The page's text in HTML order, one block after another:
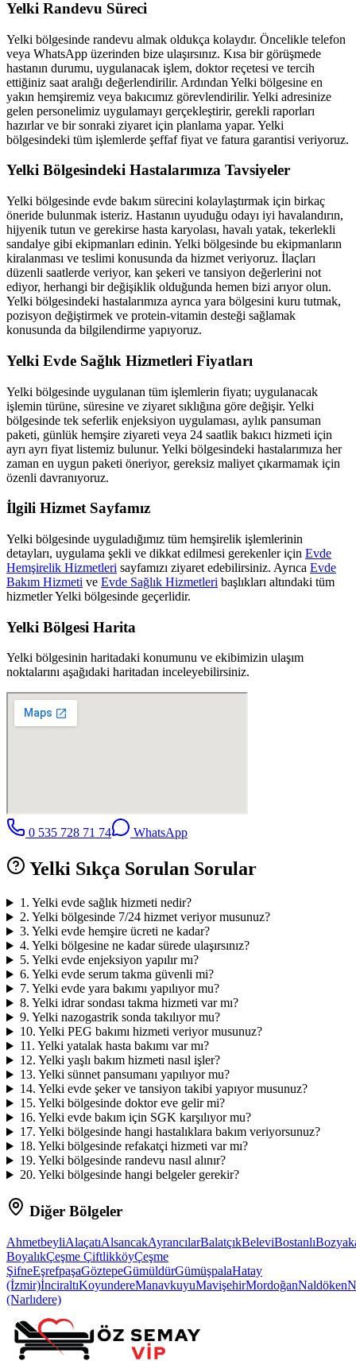
Yelki Randevu Süreci
Yelki bölgesinde randevu almak oldukça kolaydır. Öncelikle telefon
veya WhatsApp üzerinden bize ulaşırsınız. Kısa bir görüşmede
hastanın durumu, uygulanacak işlem, doktor reçetesi ve tercih
ettiğiniz saat aralığı değerlendirilir. Ardından Yelki bölgesine en
yakın hemşiremiz veya bakıcımız görevlendirilir. Yelki adresinize
gelen personelimiz uygulamayı gerçekleştirir, gerekli raporları
hazırlar ve bir sonraki ziyaret için planlama yapar. Yelki
bölgesindeki tüm işlemlerde şeffaf fiyat ve fatura garantisi veriyoruz.
Yelki Bölgesindeki Hastalarımıza Tavsiyeler
Yelki bölgesinde evde bakım sürecini kolaylaştırmak için birkaç
öneride bulunmak isteriz. Hastanın uyuduğu odayı iyi havalandırın,
hijyenik tutun ve gerekirse hasta karyolası, havalı yatak, tekerlekli
sandalye gibi ekipmanları edinin. Yelki bölgesinde bu ekipmanların
kiralanması ve teslimi konusunda da hizmet veriyoruz. İlaçları
düzenli saatlerde veriyor, kan şekeri ve tansiyon değerlerini not
ediyor, herhangi bir değişiklik olduğunda hemen bizi arıyor olun.
Yelki bölgesindeki hastalarımıza ayrıca yara bölgesini kuru tutmak,
pozisyon değiştirmek ve protein-vitamin desteği sağlamak
konusunda da bilgilendirme yapıyoruz.
Yelki Evde Sağlık Hizmetleri Fiyatları
Yelki bölgesinde uygulanan tüm işlemlerin fiyatı; uygulanacak
işlemin türüne, süresine ve ziyaret sıklığına göre değişir. Yelki
bölgesinde tek seferlik enjeksiyon uygulaması, aylık pansuman
paketi, günlük hemşire ziyareti veya 24 saatlik bakıcı hizmeti için
ayrı ayrı fiyat listemiz bulunur. Yelki bölgesindeki hastalarımıza her
zaman en uygun paketi öneriyor, gereksiz maliyet çıkarmamak için
özenli davranıyoruz.
İlgili Hizmet Sayfamız
Yelki bölgesinde uyguladığımız tüm hemşirelik işlemlerinin
detayları, uygulama şekli ve dikkat edilmesi gerekenler için Evde
Hemşirelik Hizmetleri sayfamızı ziyaret edebilirsiniz. Ayrıca Evde
Bakım Hizmeti ve Evde Sağlık Hizmetleri başlıkları altındaki tüm
hizmetlerYelki bölgesinde geçerlidir.
Yelki Bölgesi Harita
Yelki bölgesinin haritadaki konumunu ve ekibimizin ulaşım
noktalarını aşağıdaki haritadan inceleyebilirsiniz.
0 535 728 71 74 WhatsApp
Yelki Sıkça Sorulan Sorular
1 . Yelki evde sağlık hizmeti nedir?
2. Yelki bölgesinde 7/24 hizmet veriyor musunuz?
3. Yelki evde hemşire ücreti ne kadar?
4. Yelki bölgesine ne kadar sürede ulaşırsınız?
5. Yelki evde enjeksiyon yapılır mı?
6. Yelki evde serum takma güvenli mi?
7. Yelki evde yara bakımı yapılıyor mu?
8. Yelki idrar sondası takma hizmeti var mı?
9. Yelki nazogastrik sonda takılıyor mu?
10. Yelki PEG bakımı hizmeti veriyor musunuz?
11 . Yelki yatalak hasta bakımı var mı?
12. Yelki yaşlı bakım hizmeti nasıl işler?
13. Yelki sünnet pansumanı yapılıyor mu?
14. Yelki evde şeker ve tansiyon takibi yapıyor musunuz?
15. Yelki bölgesinde doktor eve gelir mi?
16. Yelki evde bakım için SGK karşılıyor mu?
17. Yelki bölgesinde hangi hastalıklara bakım veriyorsunuz?
18. Yelki bölgesinde refakatçi hizmeti var mı?
19. Yelki bölgesinde randevu nasıl alınır?
20. Yelki bölgesinde hangi belgeler gerekir?
Diğer Bölgeler
AhmetbeyliAlaçatıAlsancakAyrancılarBalatçıkBeleviBostanlı
BoyalıkÇeşme ÇiftlikköyÇeşme
ŞifneEşrefpaşaGöztepeGümüldürGümüşpalaHatay
(İzmir)İnciraltıKoyundereManavkuyuMavişehirMordoğanNaldöken
(Narlıdere)